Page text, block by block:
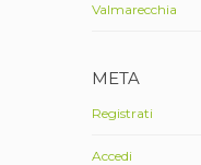
Valmarecchia
META
Registrati
Accedi